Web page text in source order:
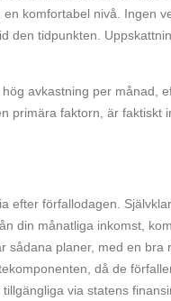
komfortabel nivå. Ingen
den tidpunkten.
avkastning per månad,
primära faktorn, är faktiskt
efter förfallodagen.
din månatliga inkomst,
sådana planer, med en
då de
via statens